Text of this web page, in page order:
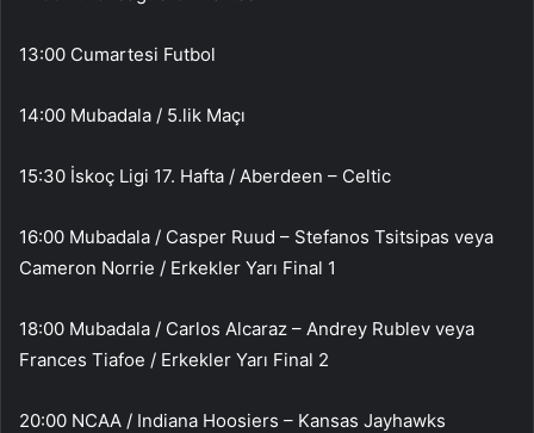
13:00 Cumartesi Futbol
14:00 Mubadala / 5.lik Maçı
15:30 İskoç Ligi 17. Hafta / Aberdeen – Celtic
16:00 Mubadala / Casper Ruud – Stefanos Tsitsipas veya
Cameron Norrie / Erkekler Yarı Final 1
18:00 Mubadala / Carlos Alcaraz – Andrey Rublev veya
Frances Tiafoe / Erkekler Yarı Final 2
20:00 NCAA / Indiana Hoosiers – Kansas Jayhawks